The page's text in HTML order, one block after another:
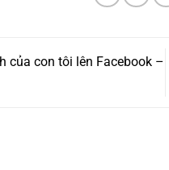
của con tôi lên Facebook –